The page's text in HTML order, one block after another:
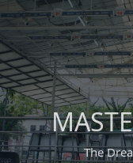
Skip
to
content
The